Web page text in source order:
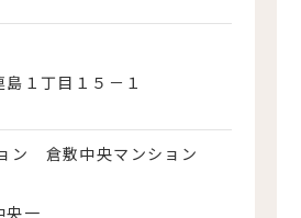
１丁目１５－１
ン 倉敷中央マンション
央一